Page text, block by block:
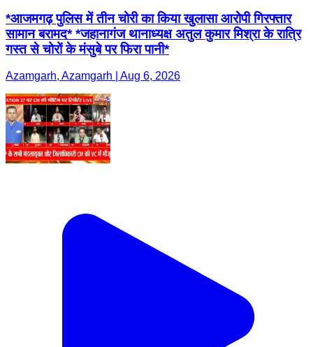
*आजमगढ़ पुलिस में तीन चोरी का किया खुलासा आरोपी गिरफ्तार
सामान बरामद* *जहानागंज थानाध्यक्ष अतुल कुमार मिश्रा के रात्रि
गस्त से चोरों के मंसुबे पर फिरा पानी*
Azamgarh, Azamgarh | Aug 6, 2026